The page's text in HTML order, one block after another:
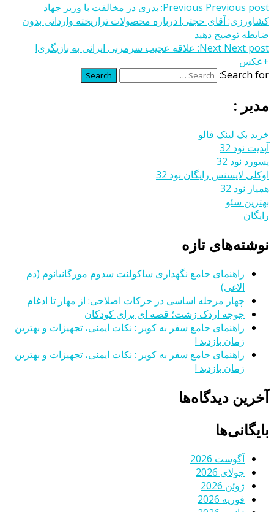
Previous Previous post:
بدری در مخالفت با وزیر جهاد
کشاورزی: آقای حجتی! درباره محصولات تراریخته وارداتی بدون
ضابطه توضیح دهید
Next Next post:
علاقه عجیب سرمربی ایرانی به بازیگری!
+عکس
Search for:
Search
مدیر :
خرید بک لینک فالو
آپدیت نود 32
پسورد نود 32
اوکلی لایسنس رایگان نود 32
همیار نود 32
بهترین سئو
رایگان
نوشته‌های تازه
راهنمای جامع نگهداری ساکولنت سدوم مورگانیانوم (دم
الاغی)
چهار مرحله اساسی در حرکات اصلاحی: از مهار تا ادغام
جوجه اردک زشت؛ قصه ای برای کودکان
راهنمای جامع سفر به کویر : نکات ایمنی، تجهیزات و بهترین
زمان بازدید !
راهنمای جامع سفر به کویر : نکات ایمنی، تجهیزات و بهترین
زمان بازدید !
آخرین دیدگاه‌ها
بایگانی‌ها
آگوست 2026
جولای 2026
ژوئن 2026
فوریه 2026